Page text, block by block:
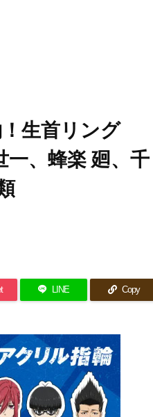
生首リング
、蜂楽 廻、千
LINE Copy